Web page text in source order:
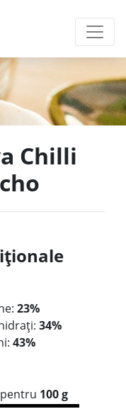
Chilli
23%
34%
43%
100 g